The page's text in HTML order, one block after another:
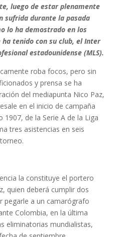
luego de estar plenamente
sufrida durante la pasada
lo ha demostrado en los
tenido con su club, el Inter
estadounidense (MLS).
roba focos, pero sin
y prensa se ha
del mediapunta Nico Paz,
en el inicio de campaña
1907, de la Serie A de la Liga
tres asistencias en seis
la constituye el portero
quien deberá cumplir dos
pegarle a un camarógrafo
Colombia, en la última
eliminatorias mundialistas,